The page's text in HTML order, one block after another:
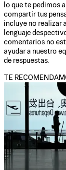
lo que te pedimos
compartir tus
incluye no realizar
lenguaje
comentarios no
ayudar a nuestro
de respuestas.
TE